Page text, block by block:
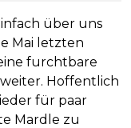
über uns
Mai letzten
furchtbare
Hoffentlich
für paar
Mardle zu